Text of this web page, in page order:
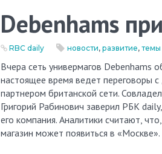
Debenhams
RBC daily новости, развитие, темы
Вчера сеть универмагов Debenhams объявила, что в ближайшее время собирается вернуться в Россию и в
настоящее время ведет переговоры
партнером британской сети.
Григорий Рабинович заверил РБК
его компания. Аналитики считают,
магазин может появиться в «Москве».